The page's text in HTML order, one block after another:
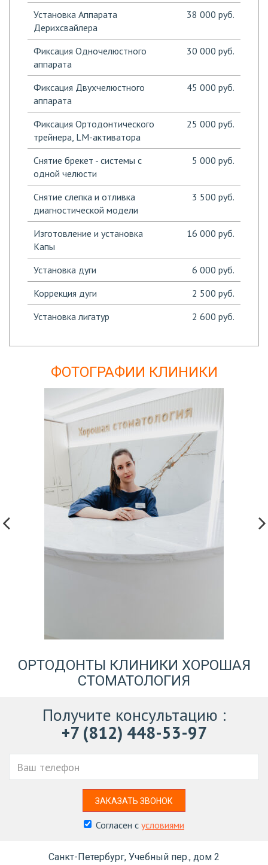
Установка Аппарата
Дерихсвайлера
38 000 руб.
Фиксация Одночелюстного
аппарата
30 000 руб.
Фиксация Двухчелюстного
аппарата
45 000 руб.
Фиксация Ортодонтического
трейнера, LM-активатора
25 000 руб.
Снятие брекет - системы с
одной челюсти
5 000 руб.
Снятие слепка и отливка
диагностической модели
3 500 руб.
Изготовление и установка
Капы
16 000 руб.
Установка дуги
6 000 руб.
Коррекция дуги
2 500 руб.
Установка лигатур
2 600 руб.
ФОТОГРАФИИ КЛИНИКИ
ОРТОДОНТЫ КЛИНИКИ ХОРОШАЯ
СТОМАТОЛОГИЯ
Получите консультацию :
+7 (812) 448-53-97
ЗАКАЗАТЬ ЗВОНОК
Согласен с условиями
Санкт-Петербург, Учебный пер., дом 2